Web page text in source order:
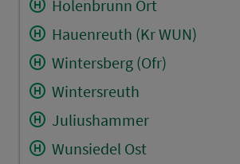
Holenbrunn Ort
Hauenreuth (Kr WUN)
Wintersberg (Ofr)
Wintersreuth
Juliushammer
Wunsiedel Ost